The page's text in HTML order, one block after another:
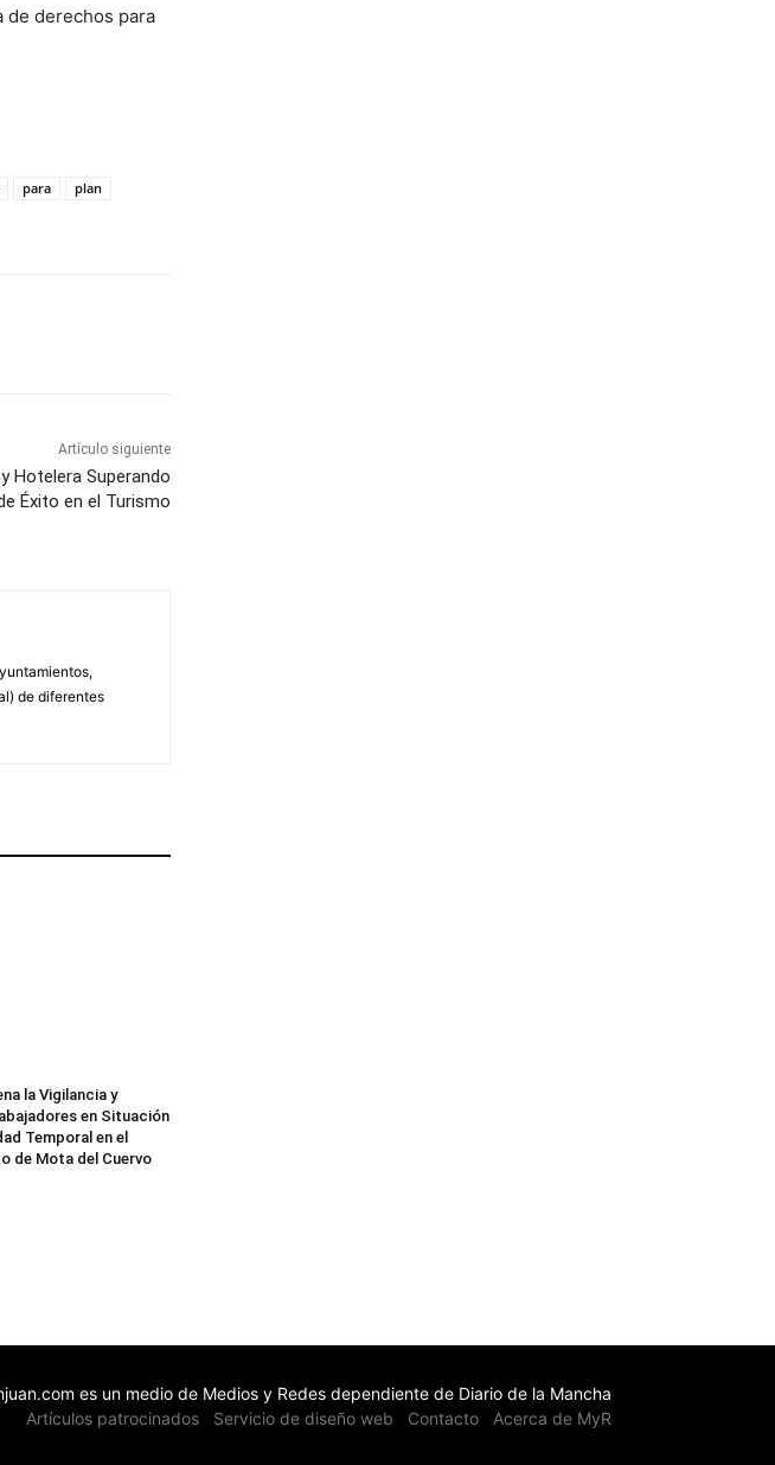
de derechos para
para
plan
Artículo siguiente
Hotelera Superando
Éxito en el Turismo
de diferentes
la Vigilancia y
en Situación
Temporal en el
de Mota del Cuervo
es un medio de Medios y Redes dependiente de Diario de la Mancha
Artículos patrocinados
Servicio de diseño web Contacto Acerca de MyR